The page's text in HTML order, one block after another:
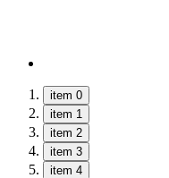
item 0
item 1
item 2
item 3
item 4